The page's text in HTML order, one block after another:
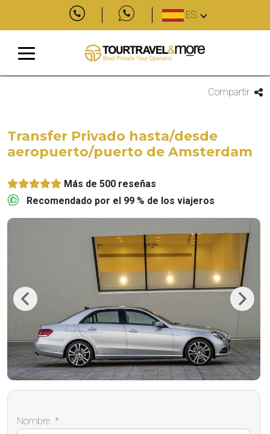
ES
Compartir
Transfer Privado hasta/desde
aeropuerto/puerto de Amsterdam
Más de 500 reseñas
Recomendado por el 99 % de los viajeros
Previous Next
Nombre *